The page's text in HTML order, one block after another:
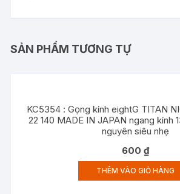
SẢN PHẨM TƯƠNG TỰ
KC5354 : Gọng kính eightG TITAN
22 140 MADE IN JAPAN ngang kính
nguyên siêu nhẹ
600₫
THÊM VÀO GIỎ HÀNG